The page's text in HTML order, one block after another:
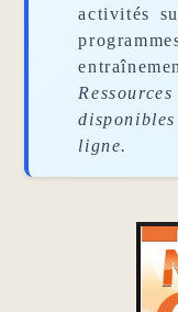
activités
ligne.